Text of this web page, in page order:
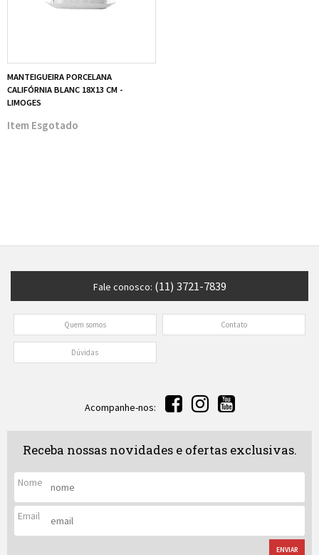
MANTEIGUEIRA PORCELANA
CALIFÓRNIA BLANC 18X13 CM -
LIMOGES
Esgotado
Fale conosco: (11) 3721-7839
Quem somos Contato
Dúvidas
Acompanhe-nos:
Receba nossas novidades e ofertas exclusivas.
Nome
Email
ENVIAR